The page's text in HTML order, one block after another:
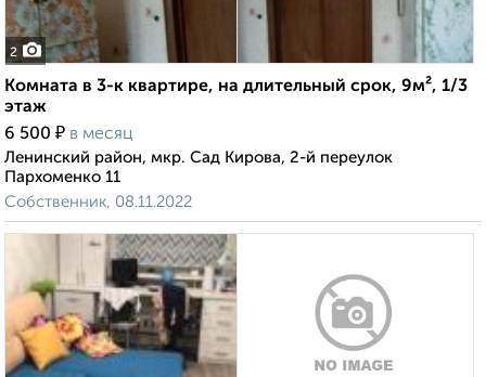
2
Комната в 3-к квартире, на длительный срок, 9м², 1/3
этаж
6 500 ₽ в месяц
Ленинский район, мкр. Сад Кирова, 2-й переулок
Пархоменко 11
Собственник, 08.11.2022